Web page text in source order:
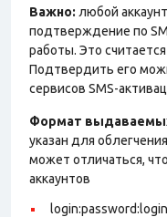
Важно: любой
подтверждение по
работы. Это
Подтвердить его
сервисов SMS-
Формат
указан для
может отличаться,
аккаунтов